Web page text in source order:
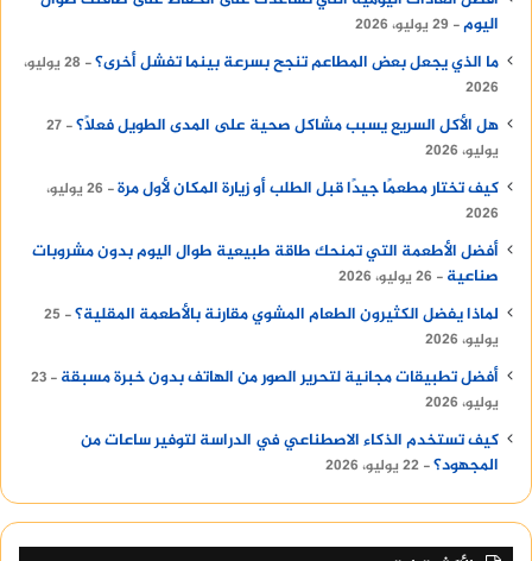
اليوم
29 يوليو، 2026
ما الذي يجعل بعض المطاعم تنجح بسرعة بينما تفشل أخرى؟
28 يوليو،
2026
هل الأكل السريع يسبب مشاكل صحية على المدى الطويل فعلًا؟ 27
يوليو، 2026
كيف تختار مطعمًا جيدًا قبل الطلب أو زيارة المكان لأول مرة
26 يوليو،
2026
أفضل الأطعمة التي تمنحك طاقة طبيعية طوال اليوم بدون مشروبات
صناعية
26 يوليو، 2026
لماذا يفضل الكثيرون الطعام المشوي مقارنة بالأطعمة المقلية؟
25
يوليو، 2026
أفضل تطبيقات مجانية لتحرير الصور من الهاتف بدون خبرة مسبقة
23
يوليو، 2026
كيف تستخدم الذكاء الاصطناعي في الدراسة لتوفير ساعات من
المجهود؟ 22 يوليو، 2026